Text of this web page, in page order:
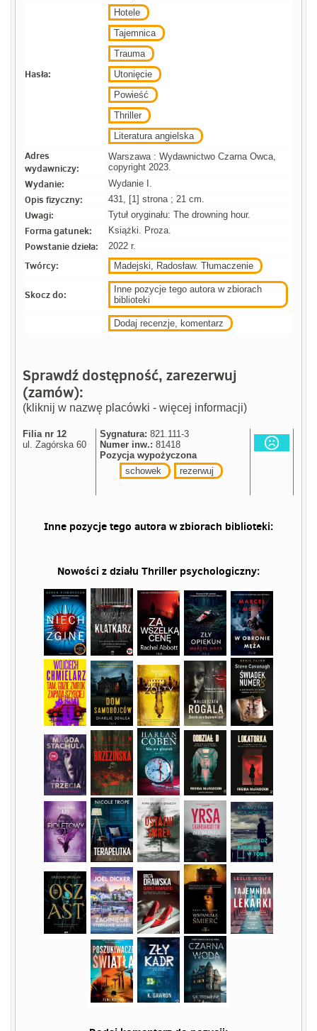
Hasła:
Hotele
Tajemnica
Trauma
Utonięcie
Powieść
Thriller
Literatura angielska
Adres
wydawniczy:
Warszawa : Wydawnictwo Czarna Owca,
copyright 2023.
Wydanie: Wydanie I.
Opis fizyczny: 431, [1] strona ; 21 cm.
Uwagi: Tytuł oryginału: The drowning hour.
Forma gatunek: Książki. Proza.
Powstanie dzieła: 2022 r.
Twórcy: Madejski, Radosław. Tłumaczenie
Skocz do:
Inne pozycje tego autora w zbiorach
biblioteki
Dodaj recenzje, komentarz
Sprawdź dostępność, zarezerwuj
(zamów):
(kliknij w nazwę placówki - więcej informacji)
Filia nr 12
ul. Zagórska 60
Sygnatura: 821.111-3
Numer inw.: 81418
Pozycja wypożyczona
schowek
rezerwuj
Inne pozycje tego autora w zbiorach biblioteki:
Nowości z działu Thriller psychologiczny: